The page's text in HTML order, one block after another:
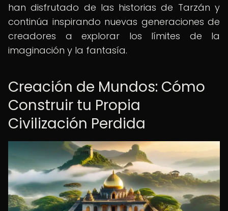
han disfrutado de las historias de Tarzán y
continúa inspirando nuevas generaciones de
creadores a explorar los límites de la
imaginación y la fantasía.
Creación de Mundos: Cómo
Construir tu Propia
Civilización Perdida